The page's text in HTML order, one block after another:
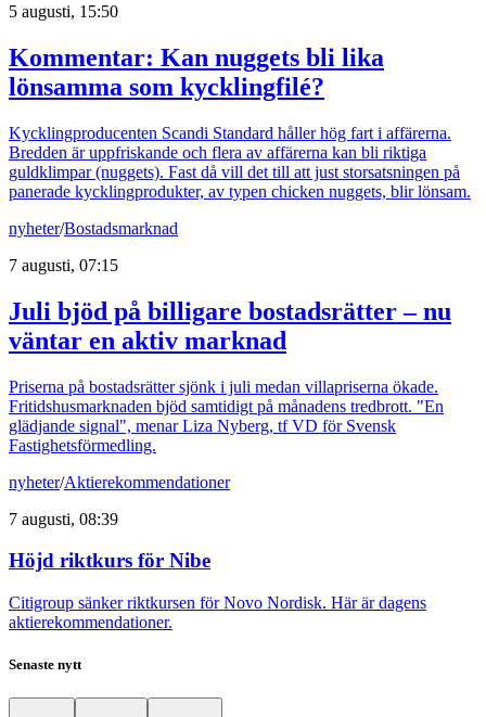
5 augusti, 15:50
Kommentar: Kan nuggets bli lika
lönsamma som kycklingfilé?
Kycklingproducenten Scandi Standard håller hög fart i affärerna.
Bredden är uppfriskande och flera av affärerna kan bli riktiga
guldklimpar (nuggets). Fast då vill det till att just storsatsningen på
panerade kycklingprodukter, av typen chicken nuggets, blir lönsam.
nyheter/Bostadsmarknad
7 augusti, 07:15
Juli bjöd på billigare bostadsrätter – nu
väntar en aktiv marknad
Priserna på bostadsrätter sjönk i juli medan villapriserna ökade.
Fritidshusmarknaden bjöd samtidigt på månadens tredbrott. "En
glädjande signal", menar Liza Nyberg, tf VD för Svensk
Fastighetsförmedling.
nyheter/Aktierekommendationer
7 augusti, 08:39
Höjd riktkurs för Nibe
Citigroup sänker riktkursen för Novo Nordisk. Här är dagens
aktierekommendationer.
Senaste nytt